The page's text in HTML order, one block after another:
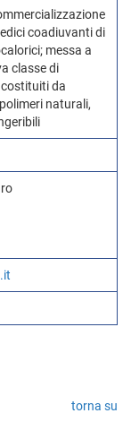
coadiuvanti di
messa a
classe di
da
naturali,
torna su